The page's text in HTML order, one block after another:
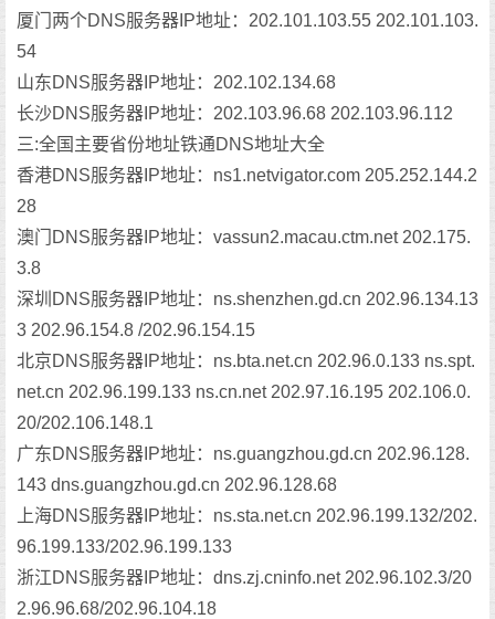
厦门两个DNS服务器IP地址：202.101.103.55 202.101.103.
54
山东DNS服务器IP地址：202.102.134.68
长沙DNS服务器IP地址：202.103.96.68 202.103.96.112
三:全国主要省份地址铁通DNS地址大全
香港DNS服务器IP地址：ns1.netvigator.com 205.252.144.2
28
澳门DNS服务器IP地址：vassun2.macau.ctm.net 202.175.
3.8
深圳DNS服务器IP地址：ns.shenzhen.gd.cn 202.96.134.13
3 202.96.154.8 /202.96.154.15
北京DNS服务器IP地址：ns.bta.net.cn 202.96.0.133 ns.spt.
net.cn 202.96.199.133 ns.cn.net 202.97.16.195 202.106.0.
20/202.106.148.1
广东DNS服务器IP地址：ns.guangzhou.gd.cn 202.96.128.
143 dns.guangzhou.gd.cn 202.96.128.68
上海DNS服务器IP地址：ns.sta.net.cn 202.96.199.132/202.
96.199.133/202.96.199.133
浙江DNS服务器IP地址：dns.zj.cninfo.net 202.96.102.3/20
2.96.96.68/202.96.104.18